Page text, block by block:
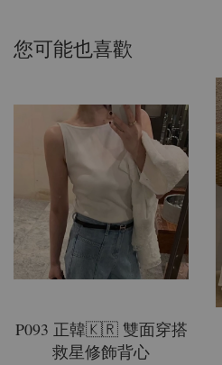
您可能也喜歡
P093 正韓🇰🇷 雙面穿搭
救星修飾背心